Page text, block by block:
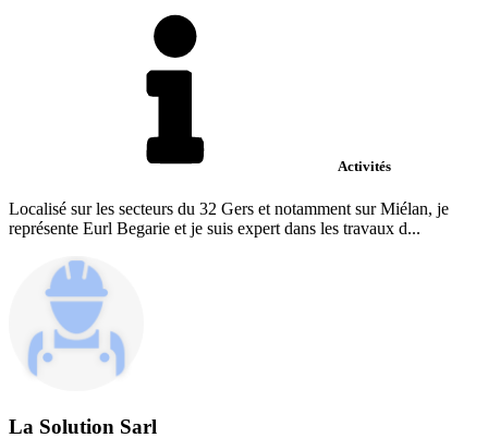
Activités
Localisé sur les secteurs du 32 Gers et notamment sur Miélan, je
représente Eurl Begarie et je suis expert dans les travaux d...
La Solution Sarl